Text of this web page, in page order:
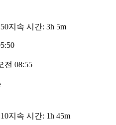
지속 시간: 3h 5m
전 08:55
지속 시간: 1h 45m